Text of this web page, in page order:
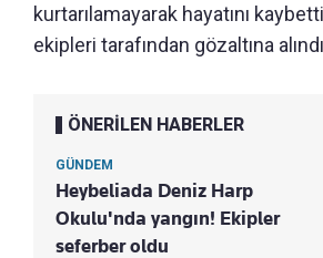
kurtarılamayarak hayatını
ekipleri tarafından gözaltına
ÖNERİLEN HABERLER
GÜNDEM
Heybeliada Deniz Harp
Okulu'nda yangın! Ekipler
seferber oldu